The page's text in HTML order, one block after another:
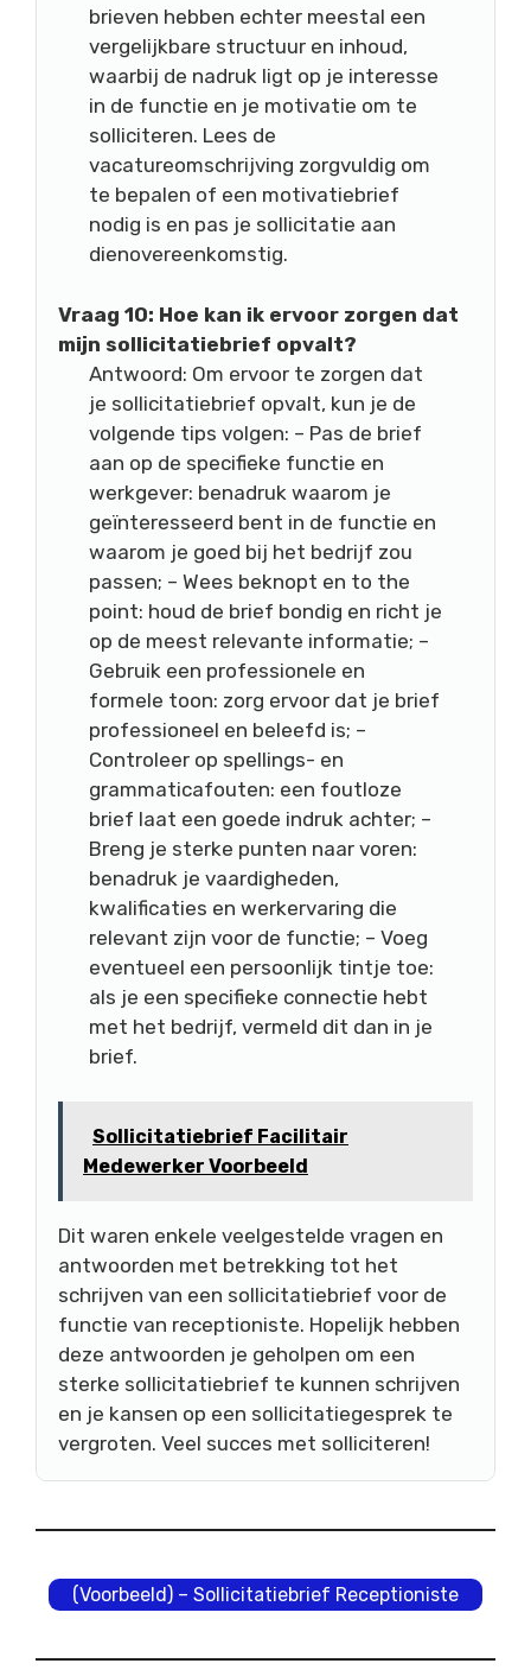
brieven hebben echter meestal een
vergelijkbare structuur en inhoud,
waarbij de nadruk ligt op je interesse
in de functie en je motivatie om te
solliciteren. Lees de
vacatureomschrijving zorgvuldig om
te bepalen of een motivatiebrief
nodig is en pas je sollicitatie aan
dienovereenkomstig.
Vraag 10: Hoe kan ik ervoor zorgen dat
mijn sollicitatiebrief opvalt?
Antwoord: Om ervoor te zorgen dat
je sollicitatiebrief opvalt, kun je de
volgende tips volgen: – Pas de brief
aan op de specifieke functie en
werkgever: benadruk waarom je
geïnteresseerd bent in de functie en
waarom je goed bij het bedrijf zou
passen; – Wees beknopt en to the
point: houd de brief bondig en richt je
op de meest relevante informatie; –
Gebruik een professionele en
formele toon: zorg ervoor dat je brief
professioneel en beleefd is; –
Controleer op spellings- en
grammaticafouten: een foutloze
brief laat een goede indruk achter; –
Breng je sterke punten naar voren:
benadruk je vaardigheden,
kwalificaties en werkervaring die
relevant zijn voor de functie; – Voeg
eventueel een persoonlijk tintje toe:
als je een specifieke connectie hebt
met het bedrijf, vermeld dit dan in je
brief.
Sollicitatiebrief Facilitair
Medewerker Voorbeeld
Dit waren enkele veelgestelde vragen en
antwoorden met betrekking tot het
schrijven van een sollicitatiebrief voor de
functie van receptioniste. Hopelijk hebben
deze antwoorden je geholpen om een
sterke sollicitatiebrief te kunnen schrijven
en je kansen op een sollicitatiegesprek te
vergroten. Veel succes met solliciteren!
(Voorbeeld) – Sollicitatiebrief Receptioniste